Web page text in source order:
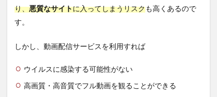
り、悪質なサイトに入ってしまうリスクも高くあるので
す。
しかし、動画配信サービスを利用すれば
ウイルスに感染する可能性がない
高画質・高音質でフル動画を観ることができる